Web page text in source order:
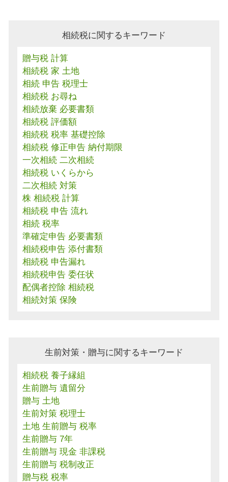
相続税に関するキーワード
贈与税 計算
相続税 家 土地
相続 申告 税理士
相続税 お尋ね
相続放棄 必要書類
相続税 評価額
相続税 税率 基礎控除
相続税 修正申告 納付期限
一次相続 二次相続
相続税 いくらから
二次相続 対策
株 相続税 計算
相続税 申告 流れ
相続 税率
準確定申告 必要書類
相続税申告 添付書類
相続税 申告漏れ
相続税申告 委任状
配偶者控除 相続税
相続対策 保険
生前対策・贈与に関するキーワード
相続税 養子縁組
生前贈与 遺留分
贈与 土地
生前対策 税理士
土地 生前贈与 税率
生前贈与 7年
生前贈与 現金 非課税
生前贈与 税制改正
贈与税 税率